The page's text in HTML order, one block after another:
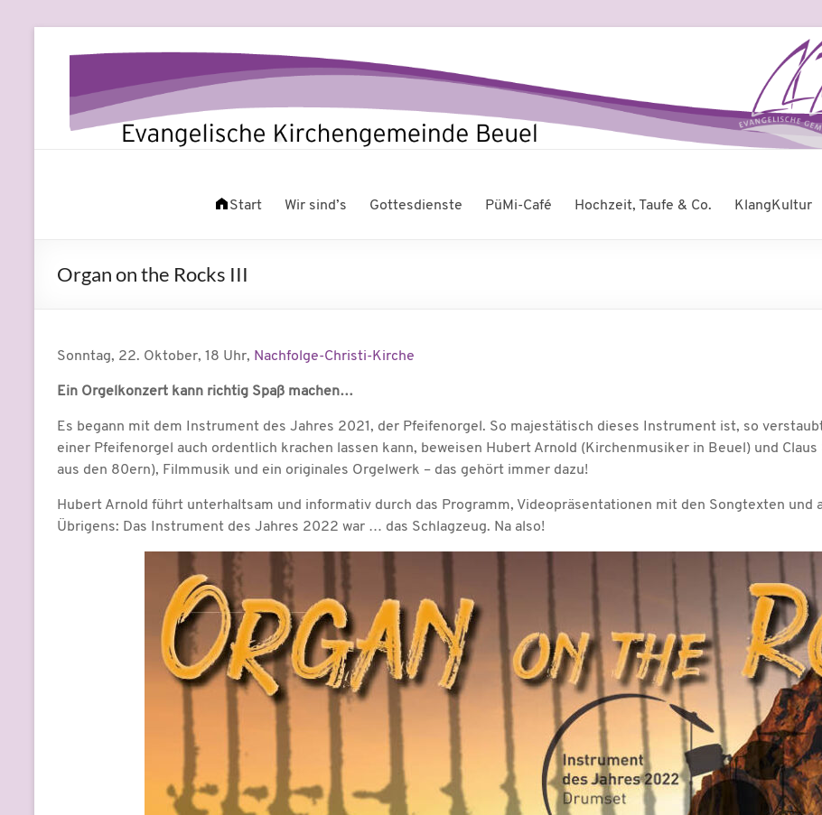
Inhalt
Evangelische
Beuel
Start Wir sind’s Gottesdienste PüMi-Café Hochzeit, Taufe & Co. KlangKultur
Organ on the Rocks III
Sonntag, 22. Oktober, 18 Uhr, Nachfolge-Christi-Kirche
Ein Orgelkonzert kann richtig Spaß machen…
Es begann mit dem Instrument des Jahres 2021, der Pfeifenorgel. So majestätisch dieses Instrument ist, so
einer Pfeifenorgel auch ordentlich krachen lassen kann, beweisen Hubert Arnold (Kirchenmusiker in Beuel) und
aus den 80ern), Filmmusik und ein originales Orgelwerk – das gehört immer dazu!
Hubert Arnold führt unterhaltsam und informativ durch das Programm, Videopräsentationen mit den Songtexten und
Übrigens: Das Instrument des Jahres 2022 war … das Schlagzeug. Na also!